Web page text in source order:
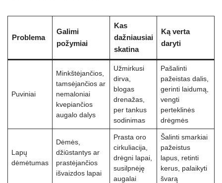
Problema
Galimi
požymiai
Kas
dažniausiai
skatina
Ką verta
daryti
Puviniai
Minkštėjančios,
tamsėjančios ar
nemaloniai
kvepiančios
augalo dalys
Užmirkusi
dirva,
blogas
drenažas,
per tankus
sodinimas
Pašalinti
pažeistas dalis,
gerinti laidumą,
vengti
perteklinės
drėgmės
Lapų
dėmėtumas
Dėmės,
džiūstantys ar
prastėjančios
išvaizdos lapai
Prasta oro
cirkuliacija,
drėgni lapai,
susilpnėję
augalai
Šalinti smarkiai
pažeistus
lapus, retinti
kerus, palaikyti
švarą